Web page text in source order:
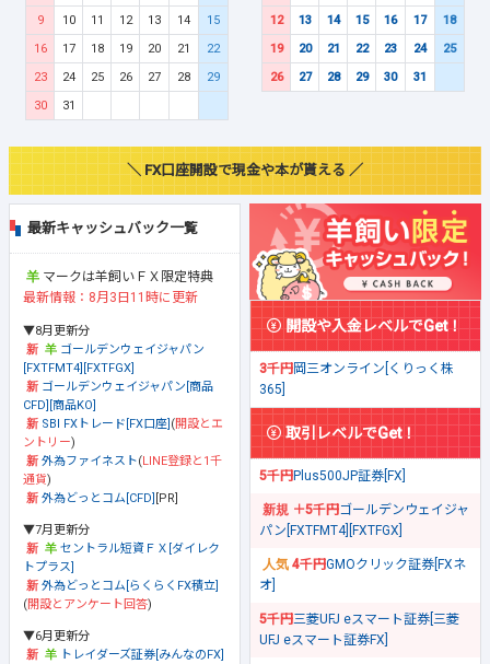
9
10 11 12 13 14
15
16
17 18 19 20 21
22
23
24 25 26 27 28
29
30
31
12
13 14 15 16 17
18
19
20 21 22 23 24
25
26
27 28 29 30 31
＼ FX口座開設で現金や本が貰える ／
最新キャッシュバック一覧
マークは羊飼いＦＸ限定特典
最新情報：8月3日11時に更新
▼8月更新分
ゴールデンウェイジャパン
[FXTFMT4][FXTFGX]
ゴールデンウェイジャパン[商品
CFD][商品KO]
SBI FXトレード[FX口座] (開設とエ
ントリー)
外為ファイネスト(LINE登録と1千
通貨)
外為どっとコム[CFD] [PR]
▼7月更新分
セントラル短資ＦＸ[ダイレク
トプラス]
外為どっとコム[らくらくFX積立]
(開設とアンケート回答)
▼6月更新分
トレイダーズ証券[みんなのFX]
開設や入金レベルでGet！
3千円岡三オンライン[くりっく株
365]
取引レベルでGet！
5千円Plus500JP証券[FX]
＋5千円ゴールデンウェイジャ
パン[FXTFMT4][FXTFGX]
4千円GMOクリック証券[FXネ
オ]
5千円三菱UFJ eスマート証券[三菱
UFJ eスマート証券FX]